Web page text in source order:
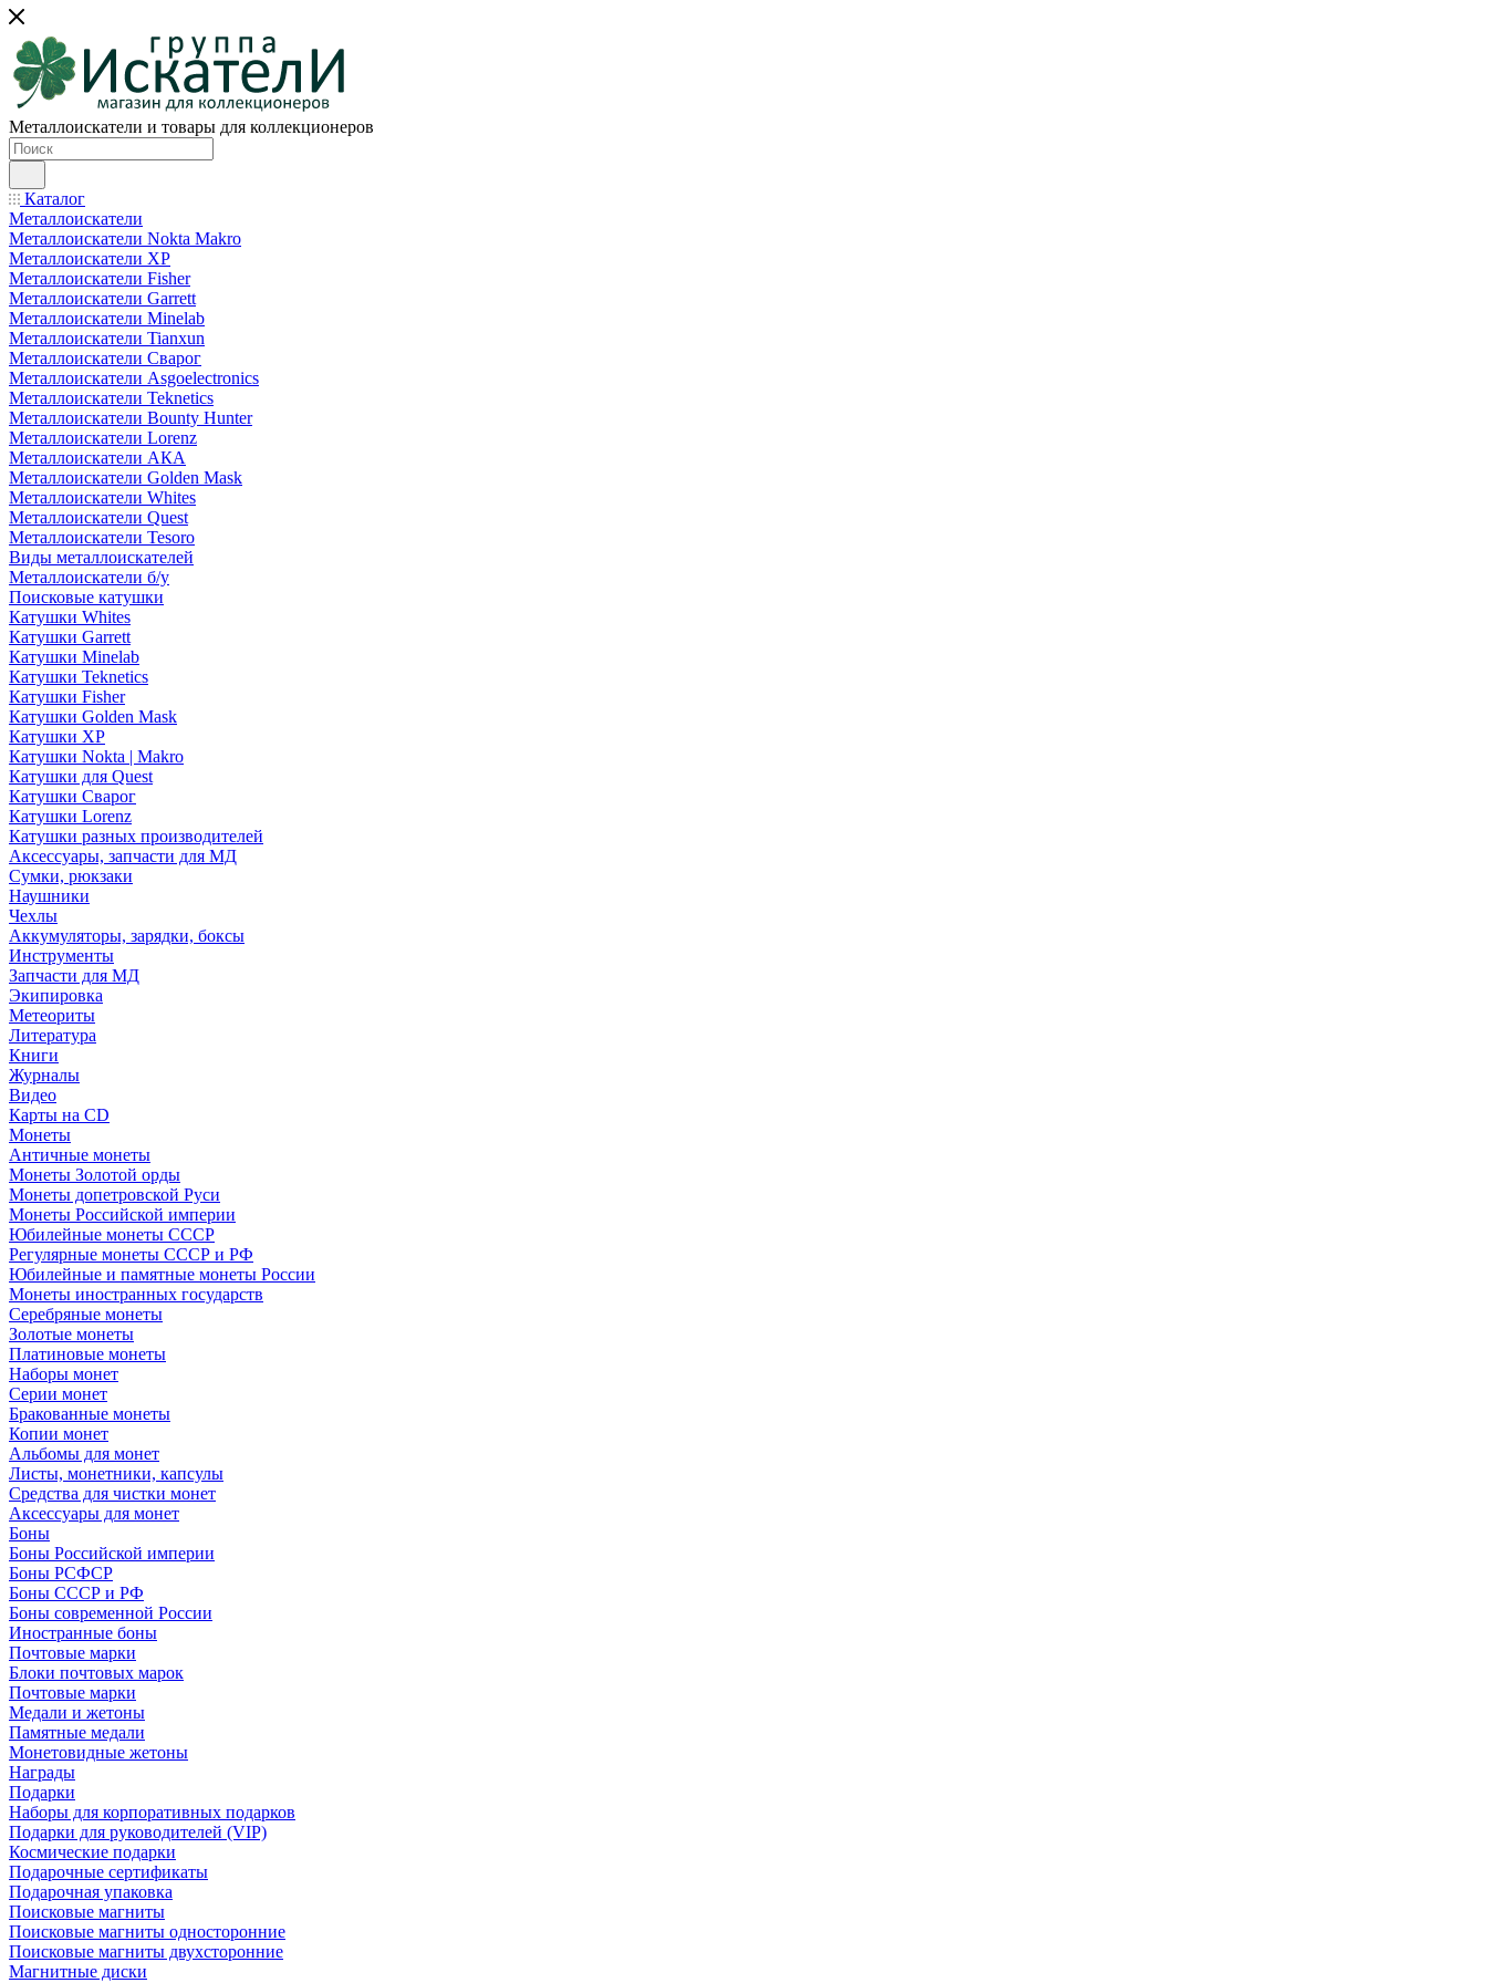
Металлоискатели и товары для коллекционеров
Каталог
Металлоискатели
Металлоискатели Nokta Makro
Металлоискатели XP
Металлоискатели Fisher
Металлоискатели Garrett
Металлоискатели Minelab
Металлоискатели Tianxun
Металлоискатели Сварог
Металлоискатели Asgoelectronics
Металлоискатели Teknetics
Металлоискатели Bounty Hunter
Металлоискатели Lorenz
Металлоискатели АКА
Металлоискатели Golden Mask
Металлоискатели Whites
Металлоискатели Quest
Металлоискатели Tesoro
Виды металлоискателей
Металлоискатели б/у
Поисковые катушки
Катушки Whites
Катушки Garrett
Катушки Minelab
Катушки Teknetics
Катушки Fisher
Катушки Golden Mask
Катушки XP
Катушки Nokta | Makro
Катушки для Quest
Катушки Сварог
Катушки Lorenz
Катушки разных производителей
Аксессуары, запчасти для МД
Сумки, рюкзаки
Наушники
Чехлы
Аккумуляторы, зарядки, боксы
Инструменты
Запчасти для МД
Экипировка
Метеориты
Литература
Книги
Журналы
Видео
Карты на CD
Монеты
Античные монеты
Монеты Золотой орды
Монеты допетровской Руси
Монеты Российской империи
Юбилейные монеты СССР
Регулярные монеты СССР и РФ
Юбилейные и памятные монеты России
Монеты иностранных государств
Серебряные монеты
Золотые монеты
Платиновые монеты
Наборы монет
Серии монет
Бракованные монеты
Копии монет
Альбомы для монет
Листы, монетники, капсулы
Средства для чистки монет
Аксессуары для монет
Боны
Боны Российской империи
Боны РСФСР
Боны СССР и РФ
Боны современной России
Иностранные боны
Почтовые марки
Блоки почтовых марок
Почтовые марки
Медали и жетоны
Памятные медали
Монетовидные жетоны
Награды
Подарки
Наборы для корпоративных подарков
Подарки для руководителей (VIP)
Космические подарки
Подарочные сертификаты
Подарочная упаковка
Поисковые магниты
Поисковые магниты односторонние
Поисковые магниты двухсторонние
Магнитные диски